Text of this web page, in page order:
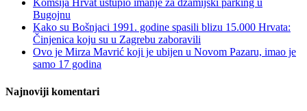
Komšija Hrvat ustupio imanje za džamijski parking u
Bugojnu
Kako su Bošnjaci 1991. godine spasili blizu 15.000 Hrvata:
Činjenica koju su u Zagrebu zaboravili
Ovo je Mirza Mavrić koji je ubijen u Novom Pazaru, imao je
samo 17 godina
Najnoviji komentari